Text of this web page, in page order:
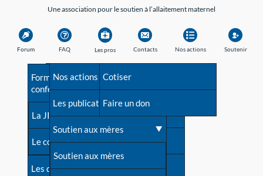
Une association pour le soutien à l’allaitement maternel
Forum FAQ
Avant la naissance
Les débuts
Une difficulté d'allaitement ?
Cas particuliers
Les pros
Formations et
conférences
La JIA
Le congrès
Les dossiers de l'allaitement
Contacts
Besoin d'aide?
Répertoire de tous les
contacts
Contact presse
Dossier de presse
Nos actions
Nos actions
Les publications
Soutien aux mères
Soutien aux mères
Soutenir
Cotiser
Faire un don